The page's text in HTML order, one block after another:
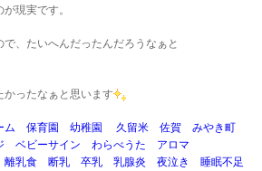
現実です。
、たいへんだったんだろうなぁと
ったなぁと思います
ム 保育園 幼稚園 久留米 佐賀 みやき町
ベビーサイン わらべうた アロマ
食 断乳 卒乳 乳腺炎 夜泣き 睡眠不足